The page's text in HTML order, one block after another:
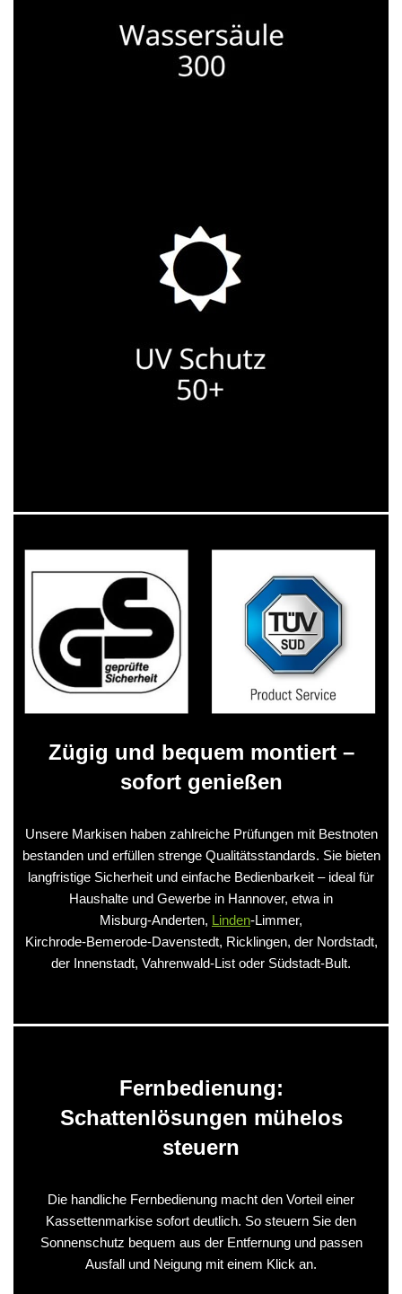
Zügig und bequem montiert –
sofort genießen
Unsere Markisen haben zahlreiche Prüfungen mit Bestnoten
bestanden und erfüllen strenge Qualitätsstandards. Sie bieten
langfristige Sicherheit und einfache Bedienbarkeit – ideal für
Haushalte und Gewerbe in Hannover, etwa in
Misburg‑Anderten, Linden‑Limmer,
Kirchrode‑Bemerode‑Davenstedt, Ricklingen, der Nordstadt,
der Innenstadt, Vahrenwald‑List oder Südstadt‑Bult.
Fernbedienung:
Schattenlösungen mühelos
steuern
Die handliche Fernbedienung macht den Vorteil einer
Kassettenmarkise sofort deutlich. So steuern Sie den
Sonnenschutz bequem aus der Entfernung und passen
Ausfall und Neigung mit einem Klick an.